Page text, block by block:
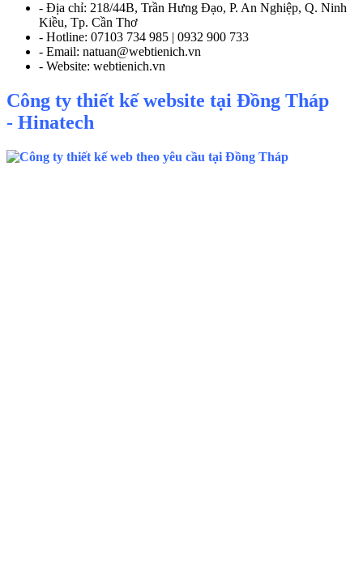
- Địa chỉ: 218/44B, Trần Hưng Đạo, P. An Nghiệp, Q. Ninh
Kiều, Tp. Cần Thơ
- Hotline: 07103 734 985 | 0932 900 733
- Email: natuan@webtienich.vn
- Website: webtienich.vn
Công ty thiết kế website tại Đồng Tháp
- Hinatech